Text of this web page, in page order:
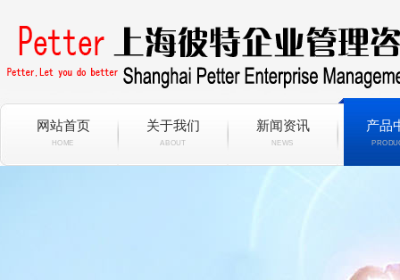
网站首页
HOME
关于我们
ABOUT
新闻资讯
NEWS
产品